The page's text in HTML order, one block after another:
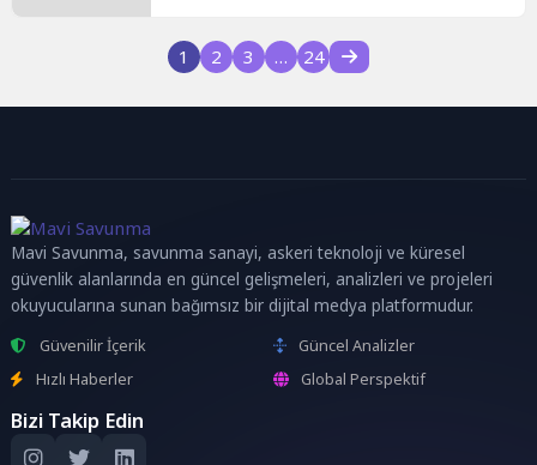
1 2 3 … 24
Mavi Savunma, savunma sanayi, askeri teknoloji ve küresel
güvenlik alanlarında en güncel gelişmeleri, analizleri ve projeleri
okuyucularına sunan bağımsız bir dijital medya platformudur.
Güvenilir İçerik
Güncel Analizler
Hızlı Haberler
Global Perspektif
Bizi Takip Edin